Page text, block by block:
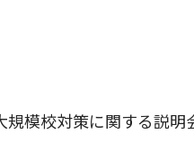
模校対策に関する説明